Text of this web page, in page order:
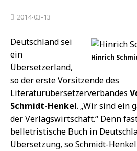
2014-03-13
Hinrich
Deutschland sei
ein
Übersetzerland,
so der erste Vorsitzende des
Literaturübersetzerverbandes
Schmidt-Henkel. „Wir sind ein
der Verlagswirtschaft.“ Denn
belletristische Buch in
Übersetzung, so Schmidt-